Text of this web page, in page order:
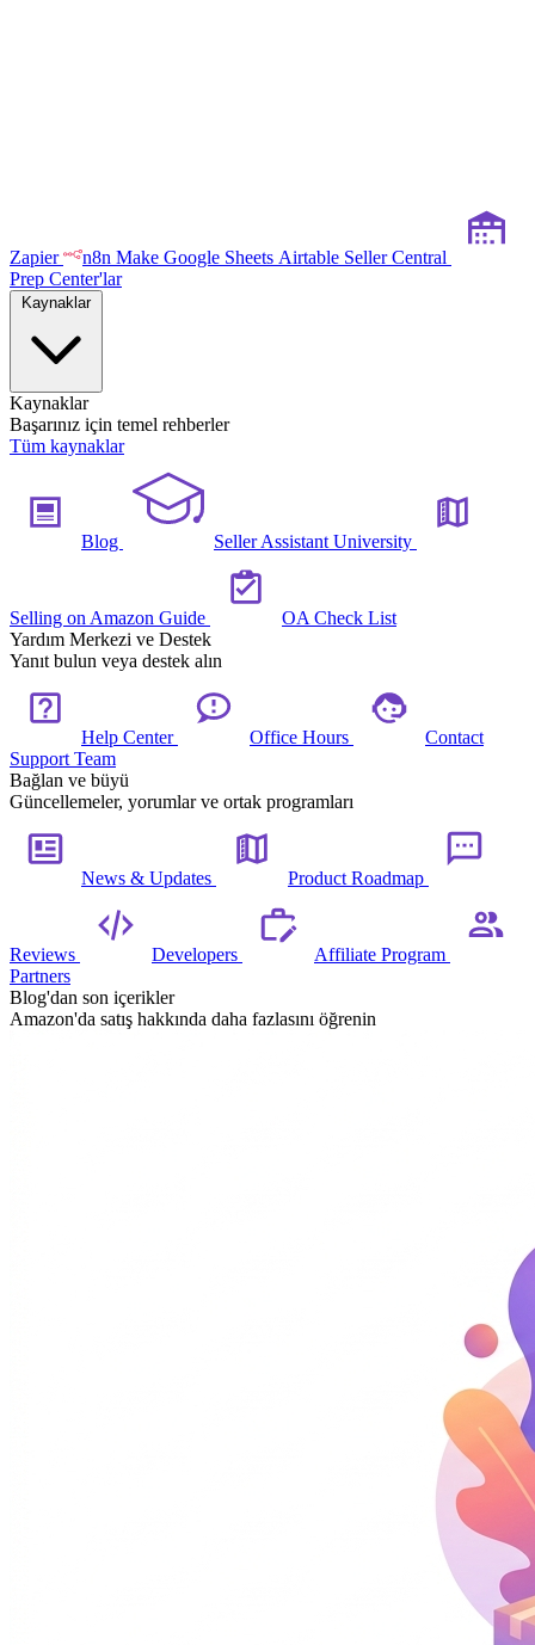
Zapier n8n Make Google Sheets Airtable Seller Central
Prep Center'lar
Kaynaklar
Kaynaklar
Başarınız için temel rehberler
Tüm kaynaklar
Blog Seller Assistant University
Selling on Amazon Guide
OA Check List
Yardım Merkezi ve Destek
Yanıt bulun veya destek alın
Help Center Office Hours
Contact
Support Team
Bağlan ve büyü
Güncellemeler, yorumlar ve ortak programları
News & Updates Product Roadmap
Reviews Developers
Affiliate Program
Partners
Blog'dan son içerikler
Amazon'da satış hakkında daha fazlasını öğrenin